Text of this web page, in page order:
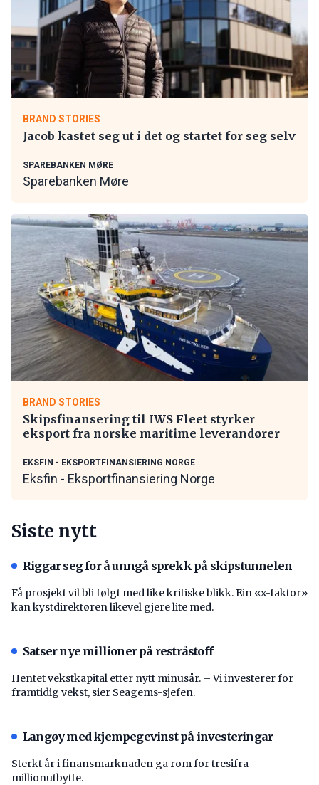
BRAND STORIES
Jacob kastet seg ut i det og startet for seg selv
SPAREBANKEN MØRE
Sparebanken Møre
BRAND STORIES
Skipsfinansering til IWS Fleet styrker
eksport fra norske maritime leverandører
EKSFIN - EKSPORTFINANSIERING NORGE
Eksfin - Eksportfinansiering Norge
Siste nytt
Riggar seg for å unngå sprekk på skipstunnelen
Få prosjekt vil bli følgt med like kritiske blikk. Ein «x-faktor»
kan kystdirektøren likevel gjere lite med.
Satser nye millioner på restråstoff
Hentet vekstkapital etter nytt minusår. – Vi investerer for
framtidig vekst, sier Seagems-sjefen.
Langøy med kjempegevinst på investeringar
Sterkt år i finansmarknaden ga rom for tresifra
millionutbytte.